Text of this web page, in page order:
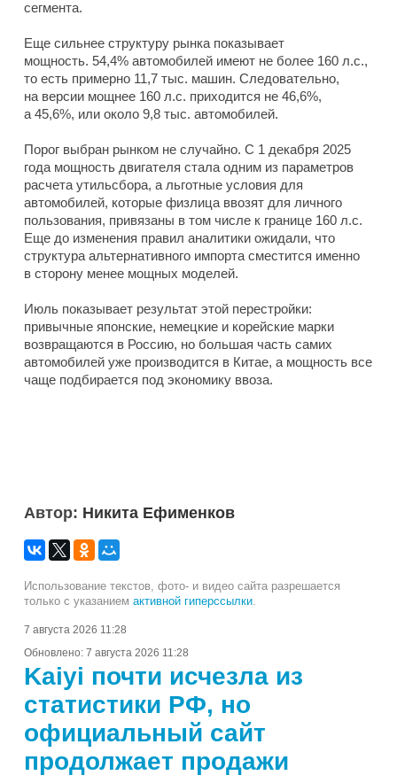
сегмента.
Еще сильнее структуру рынка показывает
мощность. 54,4% автомобилей имеют не более 160 л.с.,
то есть примерно 11,7 тыс. машин. Следовательно,
на версии мощнее 160 л.с. приходится не 46,6%,
а 45,6%, или около 9,8 тыс. автомобилей.
Порог выбран рынком не случайно. С 1 декабря 2025
года мощность двигателя стала одним из параметров
расчета утильсбора, а льготные условия для
автомобилей, которые физлица ввозят для личного
пользования, привязаны в том числе к границе 160 л.с.
Еще до изменения правил аналитики ожидали, что
структура альтернативного импорта сместится именно
в сторону менее мощных моделей.
Июль показывает результат этой перестройки:
привычные японские, немецкие и корейские марки
возвращаются в Россию, но большая часть самих
автомобилей уже производится в Китае, а мощность все
чаще подбирается под экономику ввоза.
Автор: Никита Ефименков
Использование текстов, фото- и видео сайта разрешается
только с указанием активной гиперссылки.
7 августа 2026 11:28
Обновлено: 7 августа 2026 11:28
Kaiyi почти исчезла из
статистики РФ, но
официальный сайт
продолжает продажи